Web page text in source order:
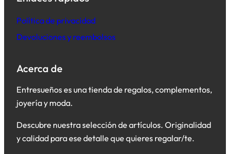
Política de privacidad
Devoluciones y reembolsos
Acerca de
Entresueños es una tienda de regalos, complementos,
joyería y moda.
Descubre nuestra selección de artículos. Originalidad
y calidad para ese detalle que quieres regalar/te.